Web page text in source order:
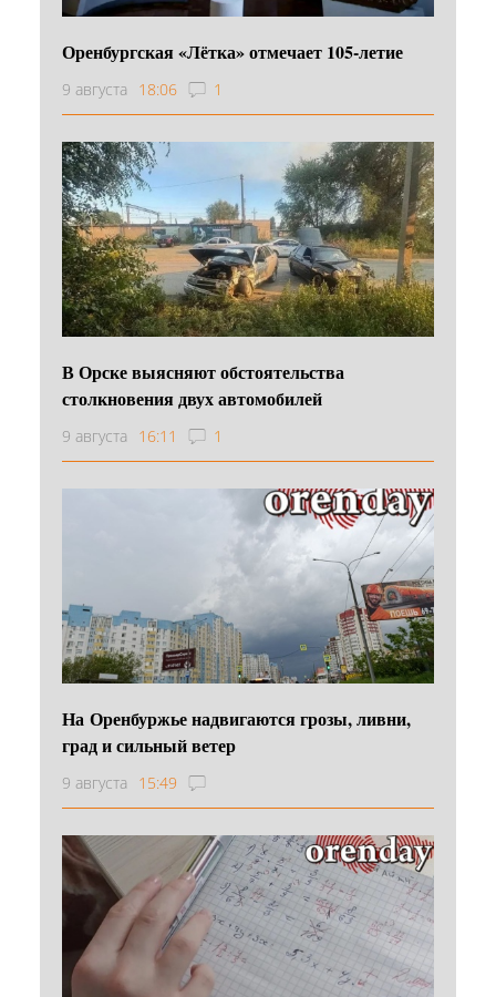
Оренбургская «Лётка» отмечает 105-летие
9 августа 18:06 1
В Орске выясняют обстоятельства
столкновения двух автомобилей
9 августа 16:11 1
На Оренбуржье надвигаются грозы, ливни,
град и сильный ветер
9 августа 15:49